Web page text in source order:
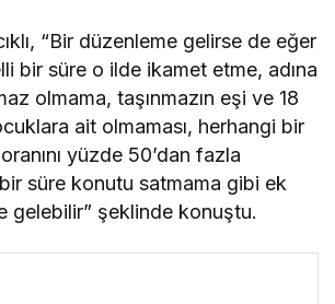
“Bir düzenleme gelirse de eğer
bir süre o ilde ikamet etme, adına
olmama, taşınmazın eşi ve 18
ait olmaması, herhangi bir
yüzde 50’dan fazla
süre konutu satmama gibi ek
gelebilir” şeklinde konuştu.